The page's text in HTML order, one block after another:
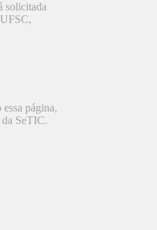
solicitada
página,
da SeTIC.